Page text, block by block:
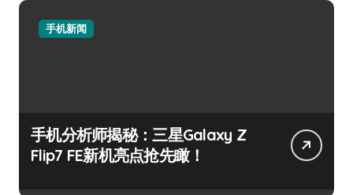
手机新闻
手机分析师揭秘：三星Galaxy Z
Flip7 FE新机亮点抢先瞰！